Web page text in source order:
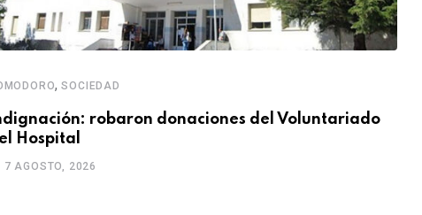
,SOCIEDAD
robaron donaciones del Voluntariado
Hospital
7 AGOSTO, 2026